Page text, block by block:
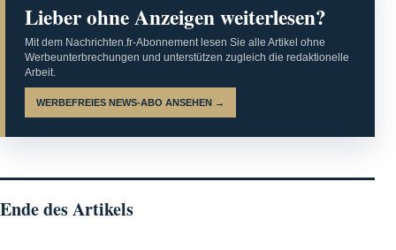
Lieber ohne Anzeigen weiterlesen?
Mit dem Nachrichten.fr-Abonnement lesen Sie alle Artikel ohne
Werbeunterbrechungen und unterstützen zugleich die redaktionelle
Arbeit.
WERBEFREIES NEWS-ABO ANSEHEN →
Ende des Artikels